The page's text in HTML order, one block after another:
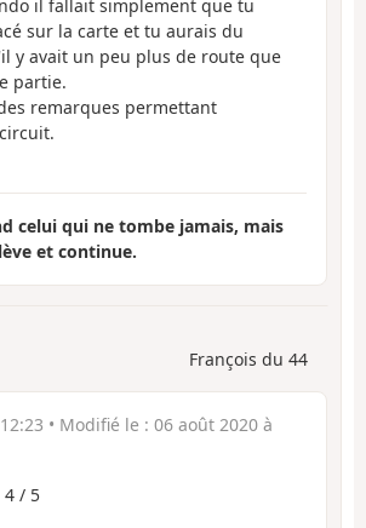
il fallait simplement que tu
sur la carte et tu aurais du
y avait un peu plus de route que
partie.
remarques permettant
celui qui ne tombe jamais, mais
et continue.
François du 44
• Modifié le : 06 août 2020 à
4 / 5